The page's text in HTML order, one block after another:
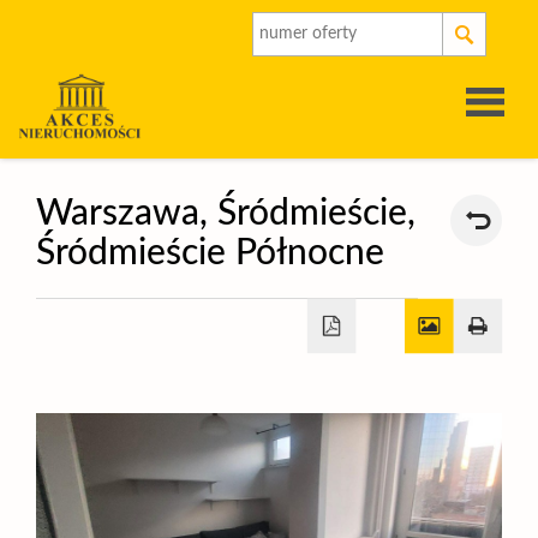
firmie
Oferty
Warszawa, Śródmieście,
Śródmieście Północne